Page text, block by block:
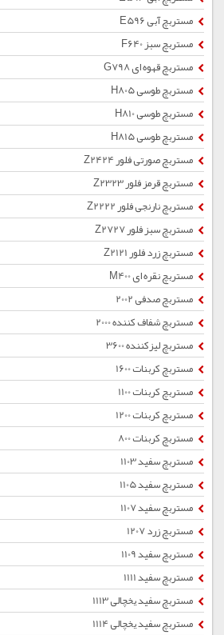
مستربچ آبی E596
مستربچ سبز F640
مستربچ قهوه ای G798
مستربچ طوسی H805
مستربچ طوسی H810
مستربچ طوسی H815
مستربچ صورتی فلور Z2424
مستربچ قرمز فلور Z2323
مستربچ نارنجی فلور Z2222
مستربچ سبز فلور Z2727
مستربچ زرد فلور Z2121
مستربچ نقره ای M400
مستربچ صدفی 2002
مستربچ شفاف کننده 2000
مستربچ لیزکننده 3600
مستربچ کربنات 1600
مستربچ کربنات 1100
مستربچ کربنات 1200
مستربچ کربنات 800
مستربچ سفید 1103
مستربچ سفید 1105
مستربچ سفید 1107
مستربچ زرد 1207
مستربچ سفید 1109
مستربچ سفید 1111
مستربچ سفید یخچالی 1113
مستربچ سفید یخچالی 1114